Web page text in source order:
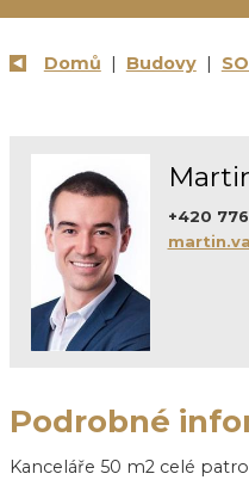
Domů | Budovy|
+420
Podrobné
Kanceláře 50 m2 celé